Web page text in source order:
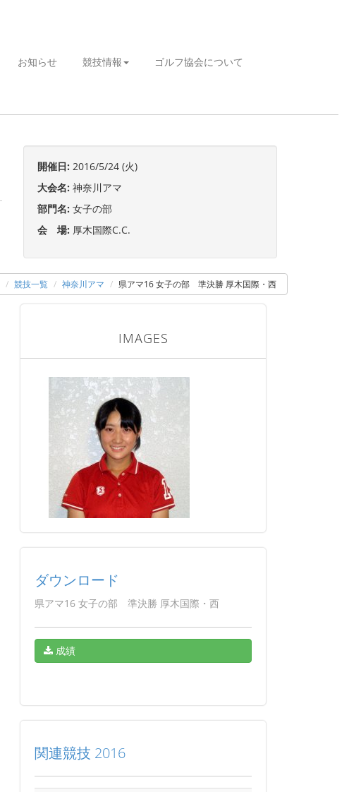
お知らせ 競技情報 ゴルフ協会について
開催日: 2016/5/24 (火)
大会名: 神奈川アマ
部門名: 女子の部
会 場: 厚木国際C.C.
競技一覧 神奈川アマ 県アマ16 女子の部 準決勝 厚木国際・西
IMAGES
ダウンロード
県アマ16 女子の部 準決勝 厚木国際・西
成績
関連競技 2016